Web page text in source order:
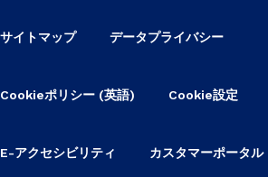
サイトマップ データプライバシー
Cookieポリシー (英語) Cookie設定
E-アクセシビリティ カスタマーポータル